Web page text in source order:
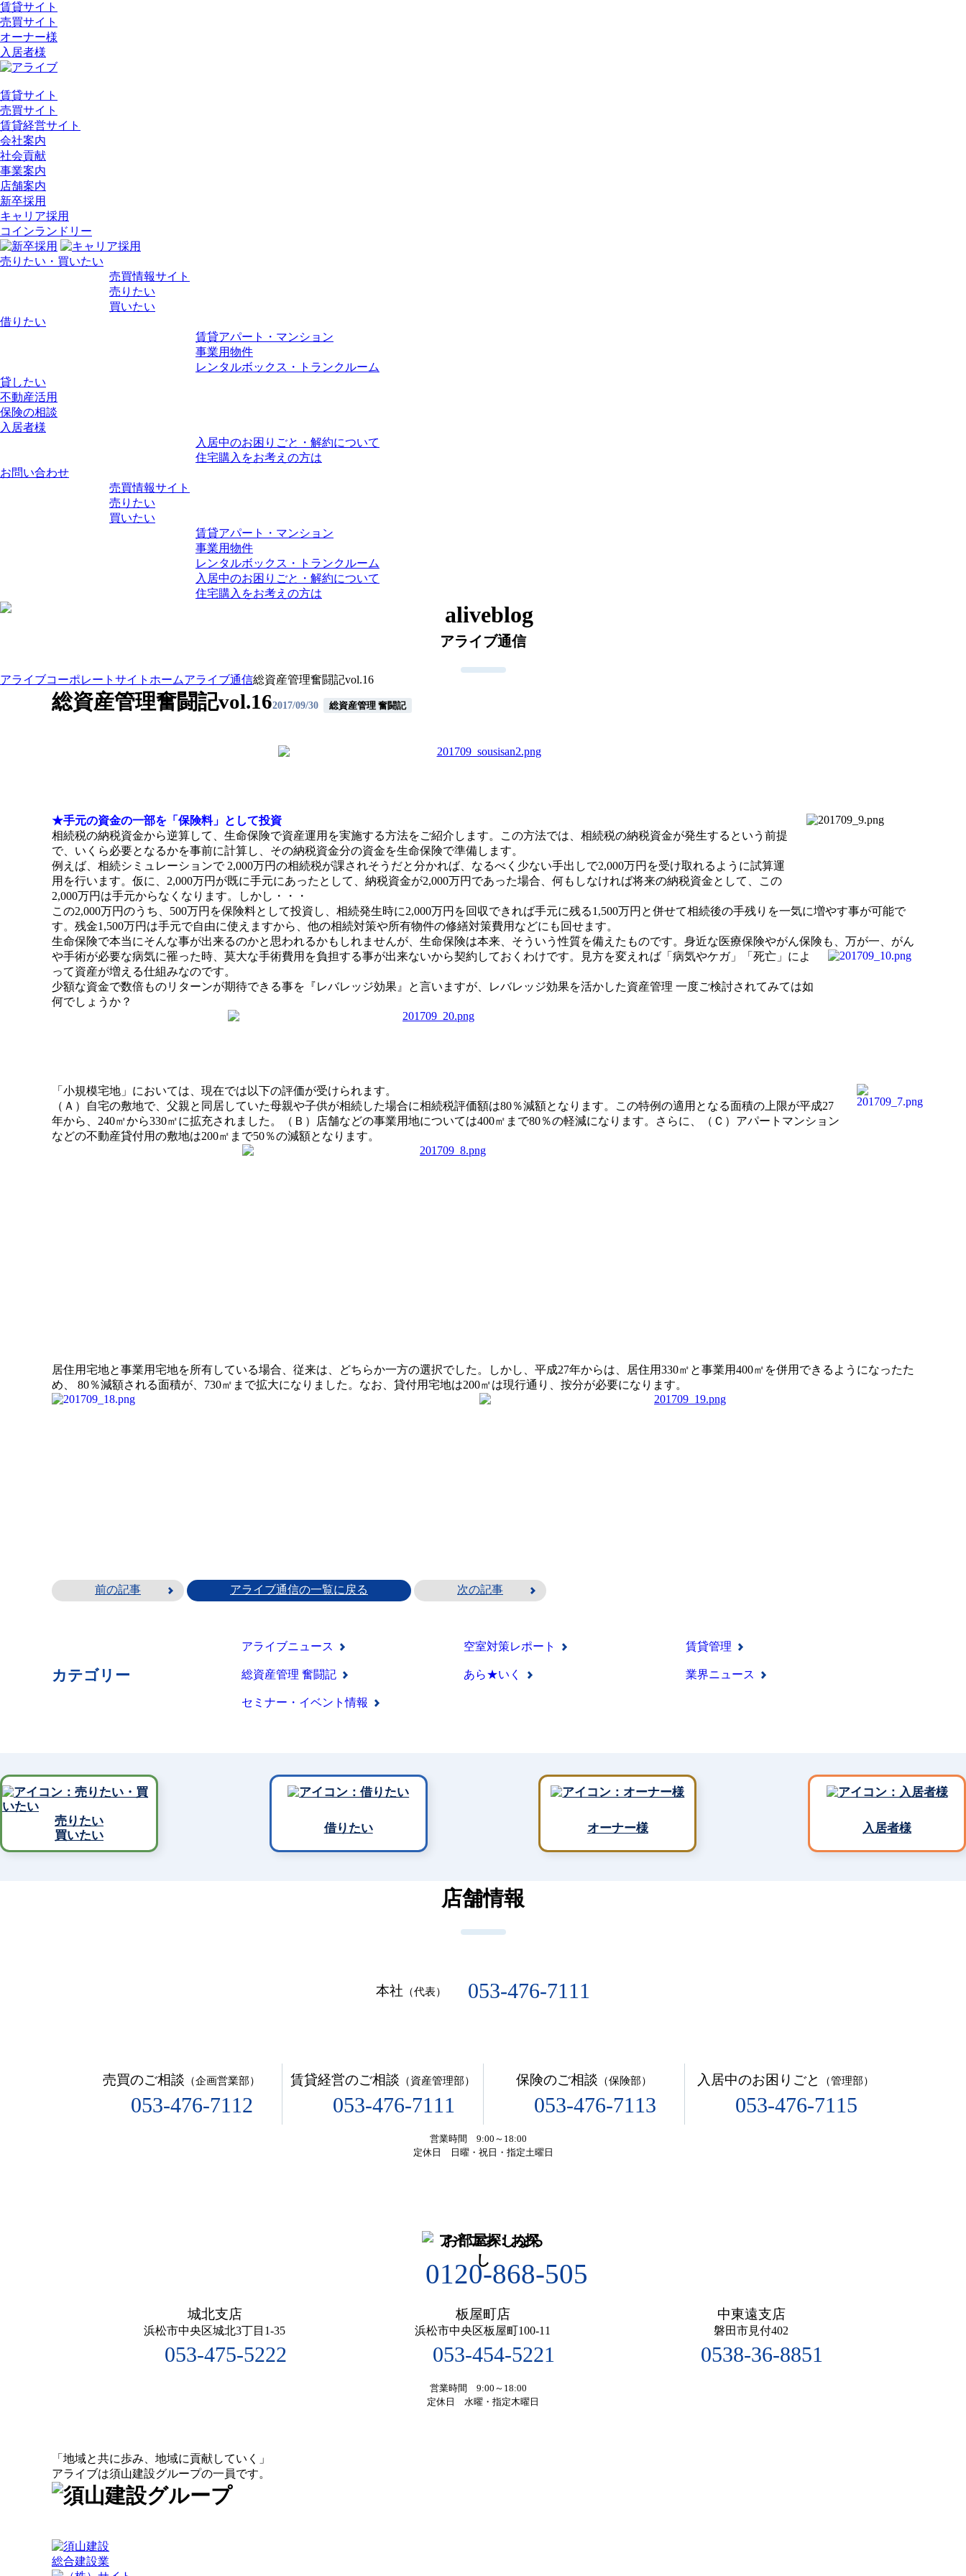
賃貸サイト
売買サイト
オーナー様
入居者様
賃貸サイト
売買サイト
賃貸経営サイト
会社案内
社会貢献
事業案内
店舗案内
新卒採用
キャリア採用
コインランドリー
売りたい・買いたい
売買情報サイト
売りたい
買いたい
借りたい
賃貸アパート・マンション
事業用物件
レンタルボックス・トランクルーム
貸したい
不動産活用
保険の相談
入居者様
入居中のお困りごと・解約について
住宅購入をお考えの方は
お問い合わせ
売買情報サイト
売りたい
買いたい
賃貸アパート・マンション
事業用物件
レンタルボックス・トランクルーム
入居中のお困りごと・解約について
住宅購入をお考えの方は
アライブ通信
アライブコーポレートサイト ホームアライブ通信総資産管理奮闘記vol.16
総資産管理奮闘記vol.162017/09/30 総資産管理 奮闘記
★手元の資金の一部を「保険料」として投資
相続税の納税資金から逆算して、生命保険で資産運用を実施する方法をご紹介します。この方法では、相続税の納税資金が発生するという前提
で、いくら必要となるかを事前に計算し、その納税資金分の資金を生命保険で準備します。
例えば、相続シミュレーションで 2,000万円の相続税が課されそうだと分かれば、なるべく少ない手出しで2,000万円を受け取れるように試算運
用を行います。仮に、2,000万円が既に手元にあったとして、納税資金が2,000万円であった場合、何もしなければ将来の納税資金として、この
2,000万円は手元からなくなります。しかし・・・
この2,000万円のうち、500万円を保険料として投資し、相続発生時に2,000万円を回収できれば手元に残る1,500万円と併せて相続後の手残りを一気に増やす事が可能で
す。残金1,500万円は手元で自由に使えますから、他の相続対策や所有物件の修繕対策費用などにも回せます。
生命保険で本当にそんな事が出来るのかと思われるかもしれませんが、生命保険は本来、そういう性質を備えたものです。身近な医療保険やがん保険も、万が一、がん
や手術が必要な病気に罹った時、莫大な手術費用を負担する事が出来ないから契約しておくわけです。見方を変えれば「病気やケガ」「死亡」によ
って資産が増える仕組みなのです。
少額な資金で数倍ものリターンが期待できる事を『レバレッジ効果』と言いますが、レバレッジ効果を活かした資産管理 一度ご検討されてみては如
何でしょうか？
「小規模宅地」においては、現在では以下の評価が受けられます。
（Ａ）自宅の敷地で、父親と同居していた母親や子供が相続した場合に相続税評価額は80％減額となります。この特例の適用となる面積の上限が平成27
年から、240㎡から330㎡に拡充されました。（Ｂ）店舗などの事業用地については400㎡まで80％の軽減になります。さらに、（Ｃ）アパートマンション
などの不動産貸付用の敷地は200㎡まで50％の減額となります。
居住用宅地と事業用宅地を所有している場合、従来は、どちらか一方の選択でした。しかし、平成27年からは、居住用330㎡と事業用400㎡を併用できるようになったた
め、 80％減額される面積が、730㎡まで拡大になりました。なお、貸付用宅地は200㎡は現行通り、按分が必要になります。
前の記事 アライブ通信の一覧に戻る 次の記事
カテゴリー
アライブニュース 空室対策レポート 賃貸管理
総資産管理 奮闘記 あら★いく 業界ニュース
セミナー・イベント情報
売りたい
買いたい
借りたい オーナー様 入居者様
店舗情報
本社 （代表） 053-476-7111
売買のご相談 （企画営業部）
053-476-7112
賃貸経営のご相談 （資産管理部）
053-476-7111
保険のご相談 （保険部）
053-476-7113
入居中のお困りごと （管理部）
053-476-7115
営業時間 9:00～18:00
定休日 日曜・祝日・指定土曜日
お部屋探しなら
0120-868-505
城北支店
浜松市中央区城北3丁目1-35
053-475-5222
板屋町店
浜松市中央区板屋町100-11
053-454-5221
中東遠支店
磐田市見付402
0538-36-8851
営業時間 9:00～18:00
定休日 水曜・指定木曜日
「地域と共に歩み、地域に貢献していく」
アライブは須山建設グループの一員です。
総合建設業